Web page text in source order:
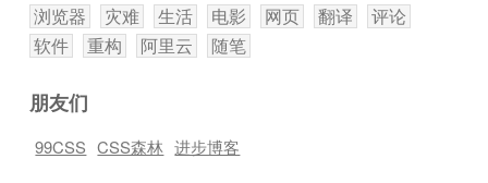
浏览器
灾难 生活 电影 网页 翻译
评论
软件
重构 阿里云 随笔
朋友们
99CSS CSS森林 进步博客